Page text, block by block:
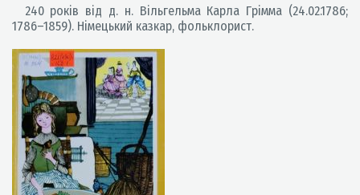
240 років від д. н. Вільгельма Карла Грімма (24.02.1786;
1786–1859). Німецький казкар, фольклорист.